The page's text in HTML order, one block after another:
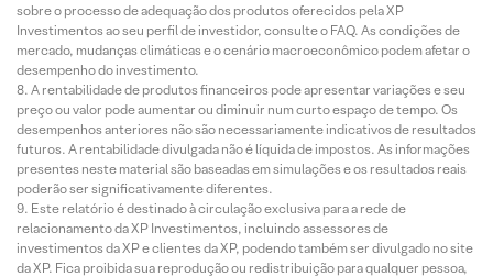
sobre o processo de adequação dos produtos oferecidos pela XP
Investimentos ao seu perfil de investidor, consulte o FAQ. As condições de
mercado, mudanças climáticas e o cenário macroeconômico podem afetar o
desempenho do investimento.
A rentabilidade de produtos financeiros pode apresentar variações e seu
preço ou valor pode aumentar ou diminuir num curto espaço de tempo. Os
desempenhos anteriores não são necessariamente indicativos de resultados
futuros. A rentabilidade divulgada não é líquida de impostos. As informações
presentes neste material são baseadas em simulações e os resultados reais
poderão ser significativamente diferentes.
Este relatório é destinado à circulação exclusiva para a rede de
relacionamento da XP Investimentos, incluindo assessores de
investimentos da XP e clientes da XP, podendo também ser divulgado no site
da XP. Fica proibida sua reprodução ou redistribuição para qualquer pessoa,